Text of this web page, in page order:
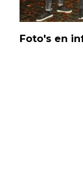
Foto's en